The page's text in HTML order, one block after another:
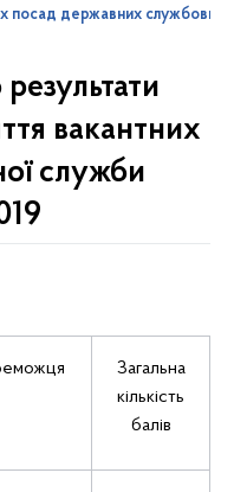
посад державних службовців
вакантних
служби
Загальна
кількість
балів